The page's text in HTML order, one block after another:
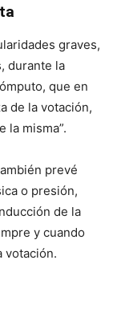
graves,
durante la
que en
de la votación,
la misma”.
prevé
o presión,
de la
y cuando
votación.